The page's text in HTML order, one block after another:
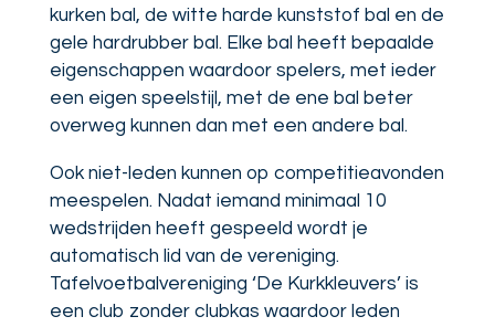
kurken bal, de witte harde kunststof bal en de
gele hardrubber bal. Elke bal heeft bepaalde
eigenschappen waardoor spelers, met ieder
een eigen speelstijl, met de ene bal beter
overweg kunnen dan met een andere bal.
Ook niet-leden kunnen op competitieavonden
meespelen. Nadat iemand minimaal 10
wedstrijden heeft gespeeld wordt je
automatisch lid van de vereniging.
Tafelvoetbalvereniging ‘De Kurkkleuvers’ is
een club zonder clubkas waardoor leden